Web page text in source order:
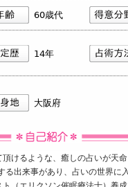
60歳代
14年
大阪府
けるような、癒しの占いが天命
る出来事があり、占いの世界に